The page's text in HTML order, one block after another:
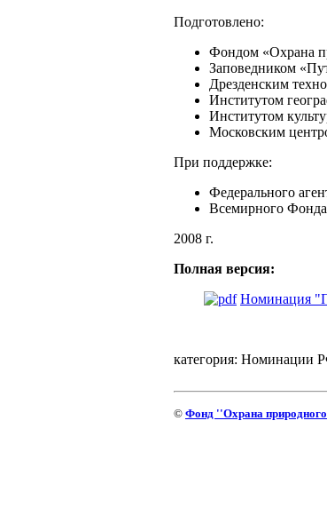
Подготовлено:
Фондом «Охрана
Заповедником
Дрезденским
Институтом
Институтом
Московским
При поддержке:
Федерального
Всемирного
2008 г.
Полная версия:
Номинация
категория: Номинации
© Фонд ''Охрана